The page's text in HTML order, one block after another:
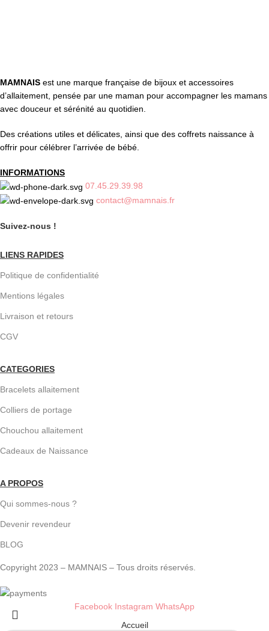
MAMNAIS est une marque française de bijoux et accessoires
d’allaitement, pensée par une maman pour accompagner les mamans
avec douceur et sérénité au quotidien.
Des créations utiles et délicates, ainsi que des coffrets naissance à
offrir pour célébrer l’arrivée de bébé.
INFORMATIONS
07.45.29.39.98
contact@mamnais.fr
Suivez-nous !
LIENS RAPIDES
Politique de confidentialité
Mentions légales
Livraison et retours
CGV
CATEGORIES
Bracelets allaitement
Colliers de portage
Chouchou allaitement
Cadeaux de Naissance
A PROPOS
Qui sommes-nous ?
Devenir revendeur
BLOG
Copyright 2023 – MAMNAIS – Tous droits réservés.
Facebook Instagram WhatsApp
Accueil